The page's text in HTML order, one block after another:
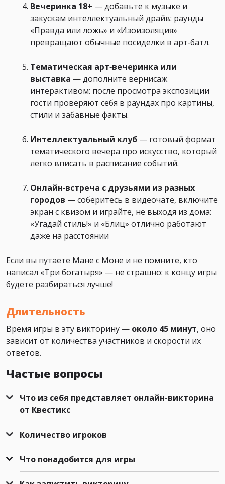
Вечеринка 18+ — добавьте к музыке и
закускам интеллектуальный драйв: раунды
«Правда или ложь» и «Изоизоляция»
превращают обычные посиделки в арт‑батл.
Тематическая арт‑вечеринка или
выставка — дополните вернисаж
интерактивом: после просмотра экспозиции
гости проверяют себя в раундах про картины,
стили и забавные факты.
Интеллектуальный клуб — готовый формат
тематического вечера про искусство, который
легко вписать в расписание событий.
Онлайн‑встреча с друзьями из разных
городов — соберитесь в видеочате, включите
экран с квизом и играйте, не выходя из дома:
«Угадай стиль!» и «Блиц» отлично работают
даже на расстоянии
Если вы путаете Мане с Моне и не помните, кто
написал «Три богатыря» — не страшно: к концу игры
будете разбираться лучше!
Длительность
Время игры в эту викторину — около 45 минут, оно
зависит от количества участников и скорости их
ответов.
Частые вопросы
Что из себя представляет онлайн-викторина
от Квестикс
Количество игроков
Что понадобится для игры